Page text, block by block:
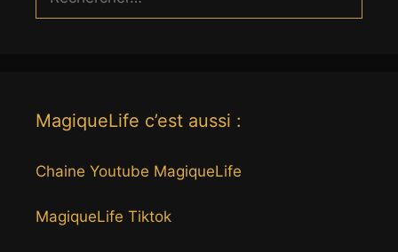
MagiqueLife c’est aussi :
Chaine Youtube MagiqueLife
MagiqueLife Tiktok